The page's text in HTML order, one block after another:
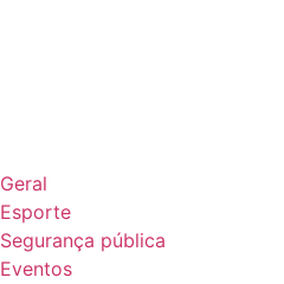
Geral
Esporte
Segurança pública
Eventos